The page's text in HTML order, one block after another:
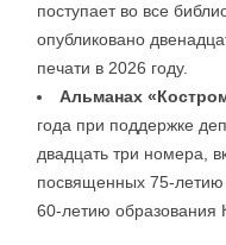
поступает во все
опубликовано
печати в 2026 году.
Альманах
года при поддержке
двадцать три номера,
посвященных 75-
60-летию образования